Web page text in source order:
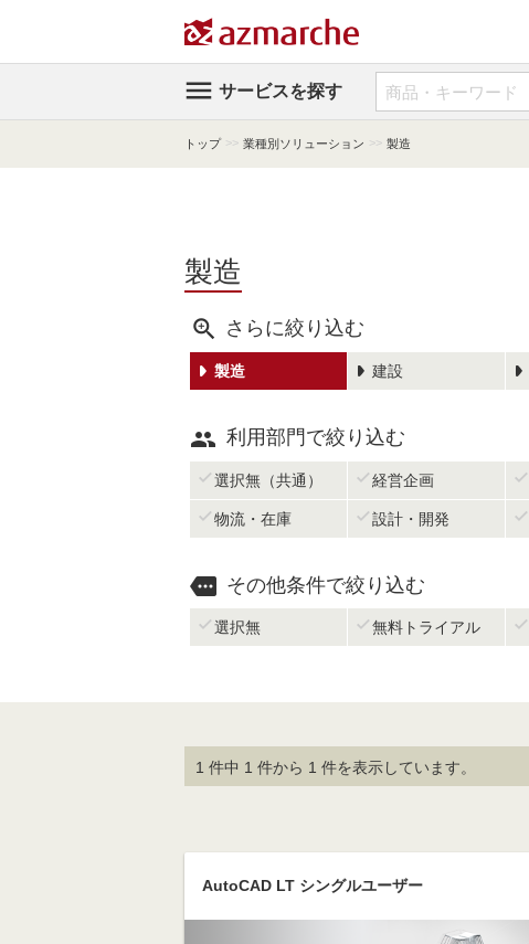
 サービスを探す
トップ >> 業種別ソリューション >> 製造
製造
 さらに絞り込む
製造 建設
 利用部門で絞り込む
 選択無（共通）  経営企画 
 物流・在庫  設計・開発 
 その他条件で絞り込む
 選択無  無料トライアル 
1 件中 1 件から 1 件を表示しています。
AutoCAD LT シングルユーザー